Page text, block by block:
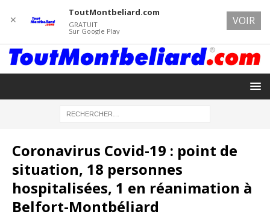
Coronavirus Covid-19 : point de
situation, 18 personnes
hospitalisées, 1 en réanimation à
Belfort-Montbéliard
✕
ToutMontbeliard.com
GRATUIT
Sur Google Play
VOIR